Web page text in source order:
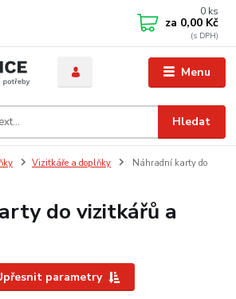
Menu
Hledat
0 ks
za 0,00 Kč
Vizitkáře a doplňky
Náhradní karty do
do vizitkářů a
parametry